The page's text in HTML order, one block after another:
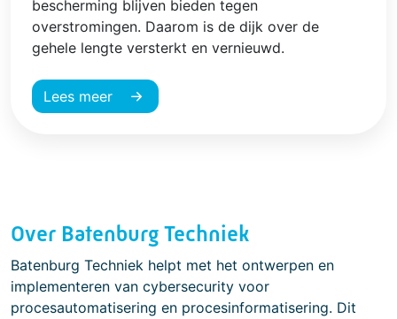
bescherming blijven bieden tegen
overstromingen. Daarom is de dijk over de
gehele lengte versterkt en vernieuwd.
Lees meer
Over Batenburg Techniek
Batenburg Techniek helpt met het ontwerpen en
implementeren van cybersecurity voor
procesautomatisering en procesinformatisering. Dit